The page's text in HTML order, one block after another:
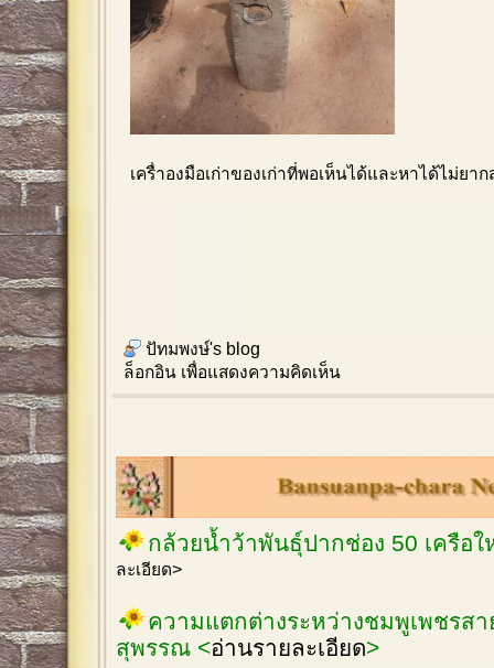
เครื่าองมือเก่าของเก่าที่พอเห็นได้และหาได้ไม่ยา
ปัทมพงษ์'s blog
ล็อกอิน เพื่อแสดงความคิดเห็น
กล้วยน้ำว้าพันธุ์ปากช่อง 50 เครือ
ละเอียด>
ความแตกต่างระหว่างชมพูเพชรส
สุพรรณ <อ่านรายละเอียด>